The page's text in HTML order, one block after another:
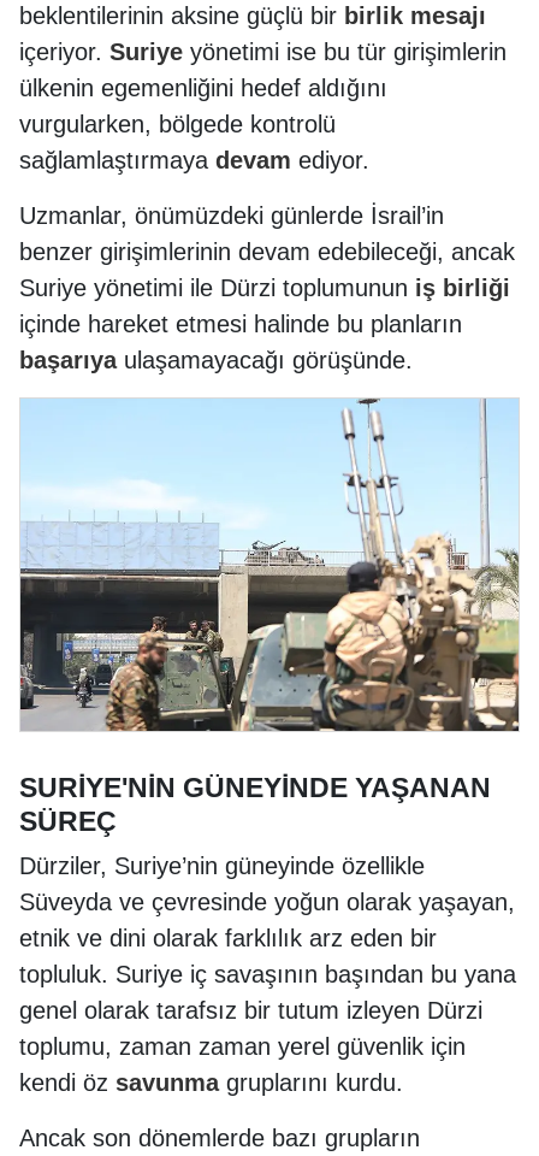
beklentilerinin aksine güçlü bir birlik mesajı
içeriyor. Suriye yönetimi ise bu tür girişimlerin
ülkenin egemenliğini hedef aldığını
vurgularken, bölgede kontrolü
sağlamlaştırmaya devam ediyor.
Uzmanlar, önümüzdeki günlerde İsrail’in
benzer girişimlerinin devam edebileceği, ancak
Suriye yönetimi ile Dürzi toplumunun iş birliği
içinde hareket etmesi halinde bu planların
başarıyaulaşamayacağı görüşünde.
SURİYE'NİN GÜNEYİNDE YAŞANAN
SÜREÇ
Dürziler, Suriye’nin güneyinde özellikle
Süveyda ve çevresinde yoğun olarak yaşayan,
etnik ve dini olarak farklılık arz eden bir
topluluk. Suriye iç savaşının başından bu yana
genel olarak tarafsız bir tutum izleyen Dürzi
toplumu, zaman zaman yerel güvenlik için
kendi öz savunmagruplarını kurdu.
Ancak son dönemlerde bazı grupların